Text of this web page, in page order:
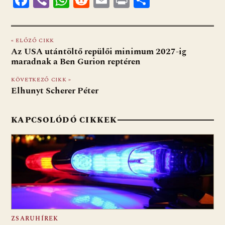
e
b
o
o
k
er at
s
A
p
p
d
di
t
ai
l
t za
m
« ELŐZŐ CIKK
Az USA utántöltő repülői minimum 2027-ig
maradnak a Ben Gurion reptéren
KÖVETKEZŐ CIKK »
Elhunyt Scherer Péter
KAPCSOLÓDÓ CIKKEK
ZSARUHÍREK